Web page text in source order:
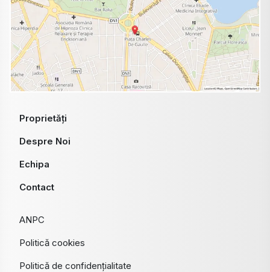
Proprietăți
Despre Noi
Echipa
Contact
ANPC
Politică cookies
Politică de confidențialitate